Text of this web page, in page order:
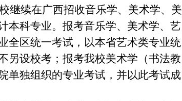
继续在广西招收音乐学、美术学、美
本科专业。报考音乐学、美术学、艺
全区统一考试，以本省艺术类专业统
另设校考； 报考我校美术学（书法教
单独组织的专业考试，并以此考试成